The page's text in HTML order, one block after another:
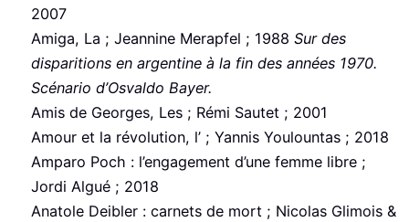
2007
Amiga, La ; Jeannine Merapfel ; 1988Sur des
disparitions en argentine à la fin des années 1970.
Scénario d’Osvaldo Bayer.
Amis de Georges, Les ; Rémi Sautet ; 2001
Amour et la révolution, l’ ; Yannis Youlountas ; 2018
Amparo Poch : l’engagement d’une femme libre ;
Jordi Algué ; 2018
Anatole Deibler : carnets de mort ; Nicolas Glimois &